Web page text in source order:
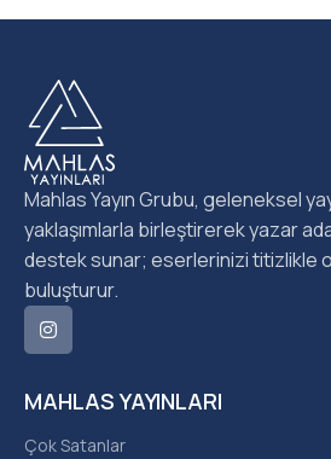
MAHLAS YAYINLARI
Çok Satanlar
Mahlas Yayın Grubu, geleneksel
yaklaşımlarla birleştirerek yazar
destek sunar; eserlerinizi titizlikle
buluşturur.